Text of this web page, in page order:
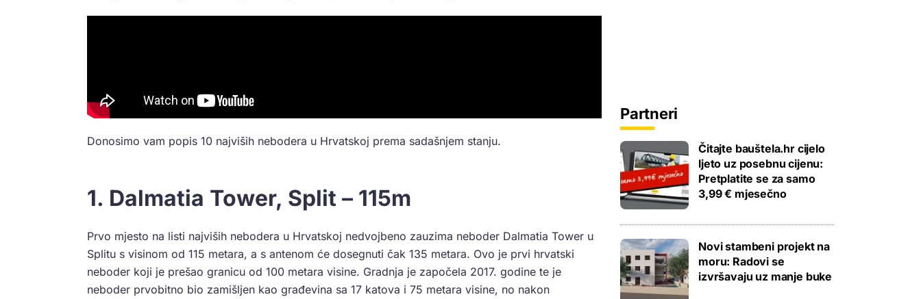
Donosimo vam popis 10 najviših nebodera u Hrvatskoj prema sadašnjem stanju.
1. Dalmatia Tower, Split – 115m
Prvo mjesto na listi najviših nebodera u Hrvatskoj nedvojbeno zauzima neboder Dalmatia Tower u
Splitu s visinom od 115 metara, a s antenom će dosegnuti čak 135 metara. Ovo je prvi hrvatski
neboder koji je prešao granicu od 100 metara visine. Gradnja je započela 2017. godine te je
neboder prvobitno bio zamišljen kao građevina sa 17 katova i 75 metara visine, no nakon
Partneri
Čitajte bauštela.hr cijelo
ljeto uz posebnu cijenu:
Pretplatite se za samo
3,99 € mjesečno
Novi stambeni projekt na
moru: Radovi se
izvršavaju uz manje buke